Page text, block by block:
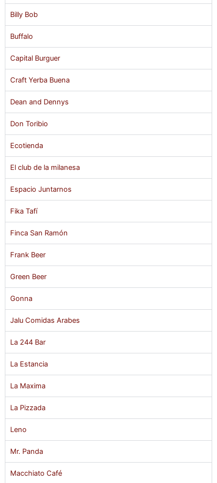
Billy Bob
Buffalo
Capital Burguer
Craft Yerba Buena
Dean and Dennys
Don Toribio
Ecotienda
El club de la milanesa
Espacio Juntarnos
Fika Tafí
Finca San Ramón
Frank Beer
Green Beer
Gonna
Jalu Comidas Arabes
La 244 Bar
La Estancia
La Maxima
La Pizzada
Leno
Mr. Panda
Macchiato Café